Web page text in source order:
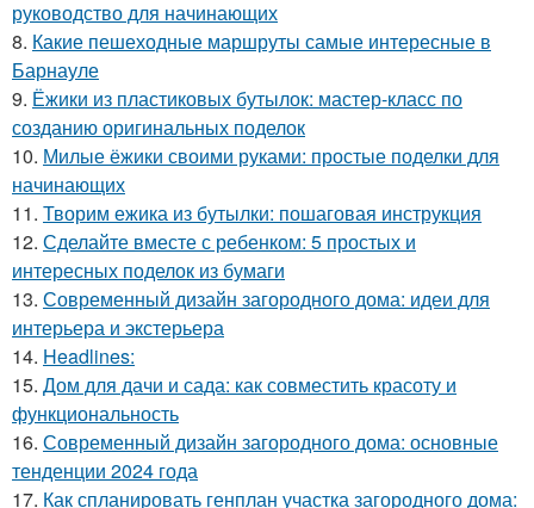
руководство для начинающих
8. Какие пешеходные маршруты самые интересные в
Барнауле
9. Ёжики из пластиковых бутылок: мастер-класс по
созданию оригинальных поделок
10. Милые ёжики своими руками: простые поделки для
начинающих
11. Творим ежика из бутылки: пошаговая инструкция
12. Сделайте вместе с ребенком: 5 простых и
интересных поделок из бумаги
13. Современный дизайн загородного дома: идеи для
интерьера и экстерьера
14. Headlines:
15. Дом для дачи и сада: как совместить красоту и
функциональность
16. Современный дизайн загородного дома: основные
тенденции 2024 года
17. Как спланировать генплан участка загородного дома: